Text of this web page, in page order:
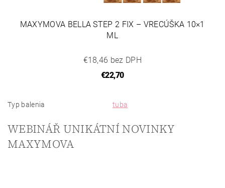
MAXYMOVA BELLA STEP 2 FIX – VRECÚŠKA 10×1
ML
€18,46 bez DPH
€22,70
Typ balenia tuba
WEBINÁŘ UNIKÁTNÍ NOVINKY
MAXYMOVA